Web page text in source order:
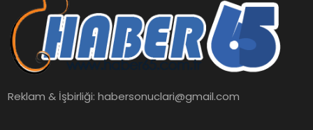
Reklam & İşbirliği:habersonuclari@gmail.com